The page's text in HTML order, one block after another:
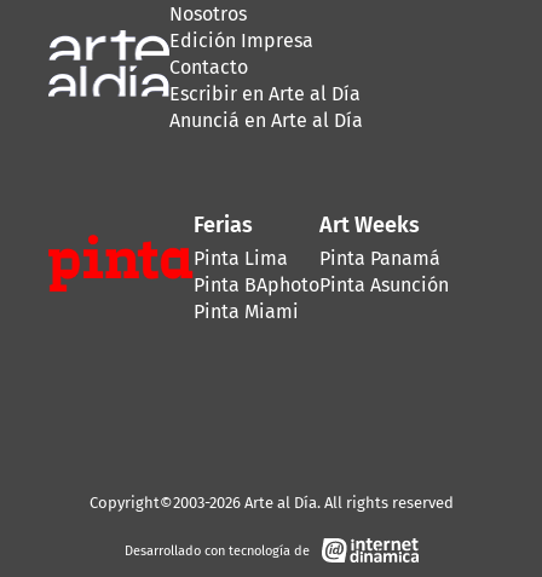
Nosotros
Edición Impresa
Contacto
Escribir en Arte al Día
Anunciá en Arte al Día
Ferias
Pinta Lima
Pinta BAphoto
Pinta Miami
Art Weeks
Pinta Panamá
Pinta Asunción
Copyright©2003-2026 Arte al Día. All rights reserved